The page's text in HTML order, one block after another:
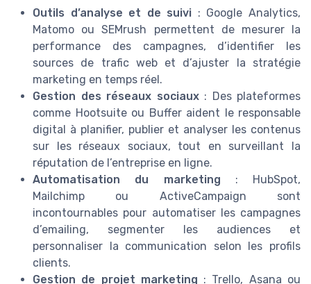
Outils d’analyse et de suivi : Google Analytics,
Matomo ou SEMrush permettent de mesurer la
performance des campagnes, d’identifier les
sources de trafic web et d’ajuster la stratégie
marketing en temps réel.
Gestion des réseaux sociaux: Des plateformes
comme Hootsuite ou Buffer aident le responsable
digital à planifier, publier et analyser les contenus
sur les réseaux sociaux, tout en surveillant la
réputation de l’entreprise en ligne.
Automatisation du marketing : HubSpot,
Mailchimp ou ActiveCampaign sont
incontournables pour automatiser les campagnes
d’emailing, segmenter les audiences et
personnaliser la communication selon les profils
clients.
Gestion de projet marketing : Trello, Asana ou